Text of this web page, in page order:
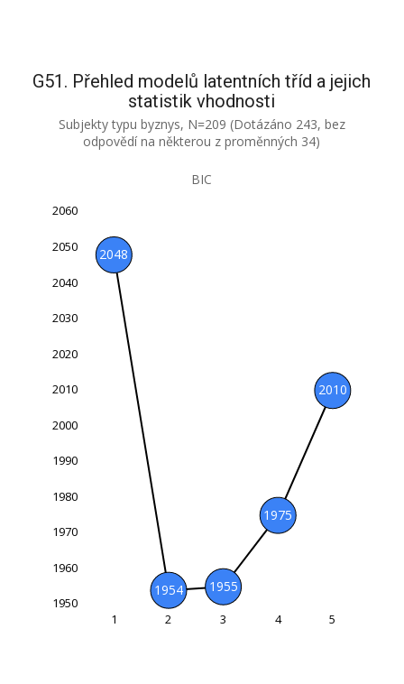
G51. Přehled modelů latentních tříd a jejich
statistik vhodnosti
Subjekty typu byznys, N=209 (Dotázáno 243, bez
odpovědí na některou z proměnných 34)
BIC
2048
1954 1955
1975
2010
1950
1960
1970
1980
1990
2000
2010
2020
2030
2040
2050
2060
L
1 2 3 4 5